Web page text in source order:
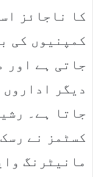
کا ناجائز
کمپنیوں کی
جاتی ہے اور
دیگر
جاتا ہے۔
کسٹمز نے
مانیٹرنگ